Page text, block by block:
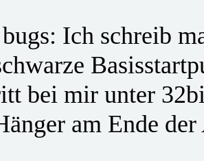
Ich schreib
bei mir unter
am Ende